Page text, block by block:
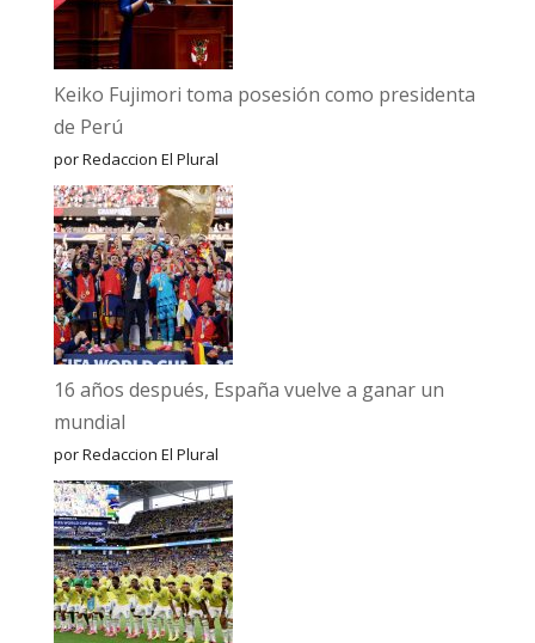
Keiko Fujimori toma posesión como presidenta
de Perú
por Redaccion El Plural
16 años después, España vuelve a ganar un
mundial
por Redaccion El Plural